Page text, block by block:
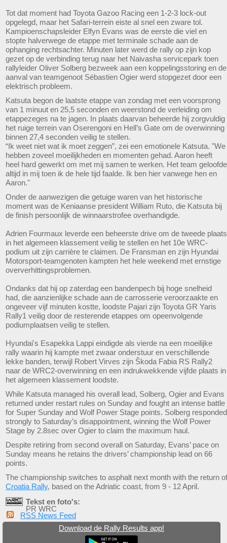
Tot dat moment had Toyota Gazoo Racing een 1-2-3 lock-out
opgelegd, maar het Safari-terrein eiste al snel een zware tol.
Kampioenschapsleider Elfyn Evans was de eerste die viel en
stopte halverwege de etappe met terminale schade aan de
ophanging rechtsachter. Minuten later werd de rally op zijn kop
gezet op de verbinding terug naar het Naivasha servicepark toen
rallyleider Oliver Solberg bezweek aan een koppelingsstoring en de
aanval van teamgenoot Sébastien Ogier werd stopgezet door een
elektrisch probleem.
Katsuta begon de laatste etappe van zondag met een voorsprong
van 1 minuut en 25,5 seconden en weerstond de verleiding om
etappezeges na te jagen. In plaats daarvan beheerde hij zorgvuldig
het ruige terrein van Oserengoni en Hell’s Gate om de overwinning
binnen 27,4 seconden veilig te stellen.
“Ik weet niet wat ik moet zeggen”, zei een emotionele Katsuta. "We
hebben zoveel moeilijkheden en momenten gehad. Aaron heeft
heel hard gewerkt om met mij samen te werken. Het team geloofde
altijd in mij toen ik de hele tijd faalde. Ik ben hier vanwege hen en
Aaron."
Onder de aanwezigen die getuige waren van het historische
moment was de Keniaanse president William Ruto, die Katsuta bij
de finish persoonlijk de winnaarstrofee overhandigde.
Adrien Fourmaux leverde een beheerste drive om de tweede plaats
in het algemeen klassement veilig te stellen en het 10e WRC-
podium uit zijn carrière te claimen. De Fransman en zijn Hyundai
Motorsport-teamgenoten kampten het hele weekend met ernstige
oververhittingsproblemen.
Ondanks dat hij op zaterdag een bandenpech bij hoge snelheid
had, die aanzienlijke schade aan de carrosserie veroorzaakte en
ongeveer vijf minuten kostte, loodste Pajari zijn Toyota GR Yaris
Rally1 veilig door de resterende etappes om opeenvolgende
podiumplaatsen veilig te stellen.
Hyundai's Esapekka Lappi eindigde als vierde na een moeilijke
rally waarin hij kampte met zwaar onderstuur en verschillende
lekke banden, terwijl Robert Virves zijn Škoda Fabia RS Rally2
naar de WRC2-overwinning en een indrukwekkende vijfde plaats in
het algemeen klassement loodste.
While Katsuta managed his overall lead, Solberg, Ogier and Evans
returned under restart rules on Sunday and fought an intense battle
for Super Sunday and Wolf Power Stage points. Solberg responded
strongly to Saturday’s disappointment, winning the Wolf Power
Stage by 2.8sec over Ogier to claim the maximum haul.
Despite retiring from second overall on Saturday, Evans’ pace on
Sunday means he retains the drivers’ championship lead on 66
points.
The championship switches to asphalt next month with the return of
Croatia Rally, based on the Adriatic coast, from 9 - 12 April.
Tekst en foto's:
PR WRC
RSS News Feed
Download de Rally Results app!